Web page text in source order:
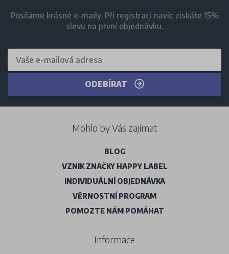
Posíláme krásné e-maily. Při registraci navíc získáte 15%
slevu na první objednávku.
ODEBÍRAT
Mohlo by Vás zajímat
BLOG
VZNIK ZNAČKY HAPPY LABEL
INDIVIDUÁLNÍ OBJEDNÁVKA
VĚRNOSTNÍ PROGRAM
POMOZTE NÁM POMÁHAT
Informace